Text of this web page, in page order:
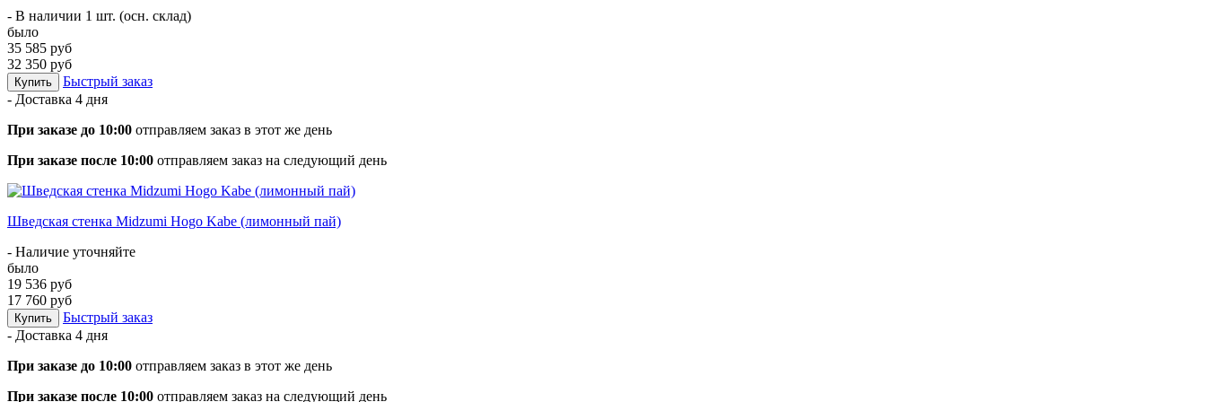
- В наличии 1 шт. (осн. склад)
было
35 585 руб
32 350 руб
Купить
Быстрый заказ
- Доставка 4 дня
При заказе до 10:00 отправляем заказ в этот же день
При заказе после 10:00 отправляем заказ на следующий день
Шведская стенка Midzumi Hogo Kabe (лимонный пай)
- Наличие уточняйте
было
19 536 руб
17 760 руб
Купить
Быстрый заказ
- Доставка 4 дня
При заказе до 10:00 отправляем заказ в этот же день
При заказе после 10:00 отправляем заказ на следующий день